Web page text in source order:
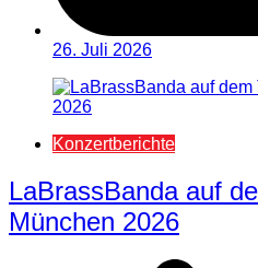
26. Juli 2026
Konzertberichte
LaBrassBanda auf
München 2026